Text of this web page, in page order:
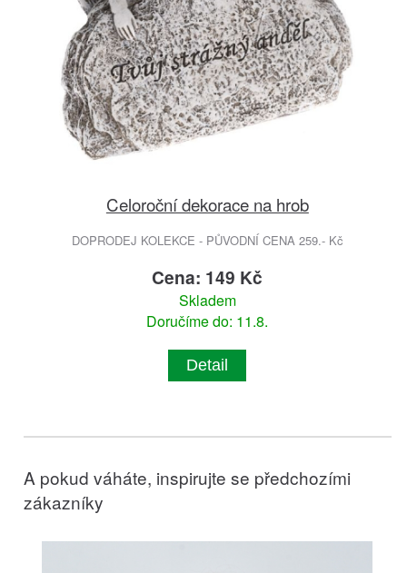
Celoroční dekorace na hrob
DOPRODEJ KOLEKCE - PŮVODNÍ CENA 259.- Kč
Cena: 149 Kč
Skladem
Doručíme do: 11.8.
Detail
A pokud váháte, inspirujte se předchozími
zákazníky